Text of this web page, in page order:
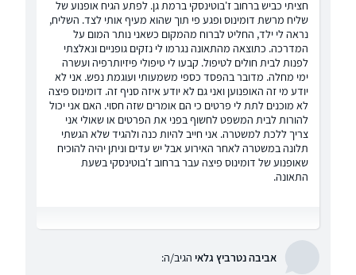
חציתי כביש ברחוב ז'בוטינסקי ברמת גן. לפתע הגיח אופנוע של
שליח מרשת דומינוס ופגע פי תוך שהוא מעיף אותי לצד. השליח,
נראה לי ילד, החליט לברוח מהמקום כשאני נותר המום על
המדרכה. כתוצאה מהתאונה נגרמו לי נזקים גופניים ונאלצתי
לפנות לבית חולים לטיפול. קבעו לי טיפולי פיזיותרפיה ועשרה
ימי מחלה. מדובר בהפסד כספי משמעותי ועוגמת נפש. אני לא
יודע מי זה האופנוען ואני גם לא יודע איזה סניף זה. דומינוס פיצה
לא מוכנים לתת לי פרטים כי הם אומרים שזה חסוי. האם אני יכול
להורות לבית המשפט לחשוף בפני את הפרטים או שאולי אני
צריך ללכת למשטרה. אני חייב להיות כנה ולהגיד שלא הגשתי
תלונה במשטרה לאחר האירוע אבל יש עדים וניתן יהיה להוכיח
שאופנוע של דומינוס פיצה עבר ברחוב ז'בוטינסקי בשעת
התאונה.
אביבה נטרביץ גלאי הגיב/ה: